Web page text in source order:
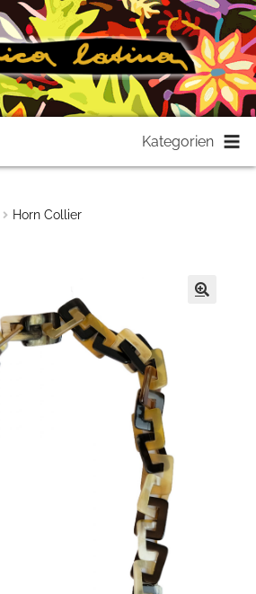
Kategorien
Horn Collier